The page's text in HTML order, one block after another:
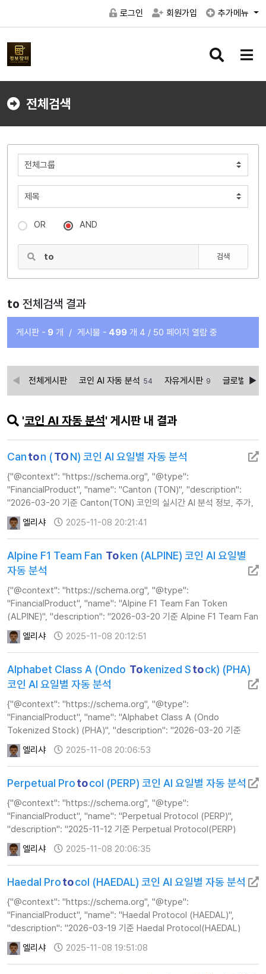
로그인 회원가입 추가메뉴
검
버
메
버
전체검색
OR AND
검색
to 전체검색 결과
게시판 - 9 개 / 게시물 - 499 개 4 / 50 페이지 열람 중
전체게시판 코인 AI 자동 분석 54 자유게시판 9 글로벌경제
'코인 AI 자동 분석' 게시판 내 결과
Canton (TON) 코인 AI 요일별 자동 분석
{"@context": "https://schema.org", "@type":
"FinancialProduct", "name": "Canton (TON)", "description":
"2026-03-20 기준 Canton(TON) 코인의 실시간 AI 분석 정보, 주가,
기술적 지표 및 투자 전략 가이드를 제공합니다.", "url":
"https://www.calc…
엘리샤 2025-11-08 20:21:41
Alpine F1 Team Fan Token (ALPINE) 코인 AI 요일별
자동 분석
{"@context": "https://schema.org", "@type":
"FinancialProduct", "name": "Alpine F1 Team Fan Token
(ALPINE)", "description": "2026-03-20 기준 Alpine F1 Team Fan
Token(ALPINE) 코인의 실시간 AI 분석 정보, 주가, 기술적 지표 및 투자
전략 가이드를 제공합니다."…
엘리샤 2025-11-08 20:12:51
Alphabet Class A (Ondo Tokenized Stock) (PHA)
코인 AI 요일별 자동 분석
{"@context": "https://schema.org", "@type":
"FinancialProduct", "name": "Alphabet Class A (Ondo
Tokenized Stock) (PHA)", "description": "2026-03-20 기준
Alphabet Class A (Ondo Tokenized Stock)(PHA) 코인의 실시간
AI 분석 정보, 주가, 기술적 지표 …
엘리샤 2025-11-08 20:06:53
Perpetual Protocol (PERP) 코인 AI 요일별 자동 분석
{"@context": "https://schema.org", "@type":
"FinancialProduct", "name": "Perpetual Protocol (PERP)",
"description": "2025-11-12 기준 Perpetual Protocol(PERP)
코인의 실시간 AI 분석 정보, 주가, 기술적 지표 및 투자 전략 가이드를
제공합니다.", "url…
엘리샤 2025-11-08 20:06:35
Haedal Protocol (HAEDAL) 코인 AI 요일별 자동 분석
{"@context": "https://schema.org", "@type":
"FinancialProduct", "name": "Haedal Protocol (HAEDAL)",
"description": "2026-03-19 기준 Haedal Protocol(HAEDAL)
코인의 실시간 AI 분석 정보, 주가, 기술적 지표 및 투자 전략 가이드를
제공합니다.", "url"…
엘리샤 2025-11-08 19:51:08